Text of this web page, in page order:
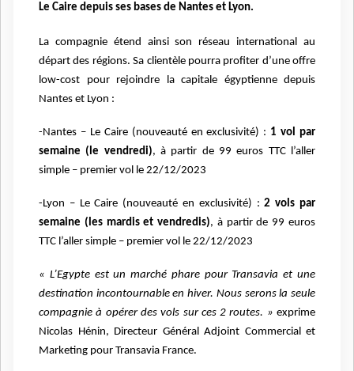
Le Caire depuis ses bases de Nantes et Lyon.
La compagnie étend ainsi son réseau international au
départ des régions. Sa clientèle pourra profiter d’une offre
low-cost pour rejoindre la capitale égyptienne depuis
Nantes et Lyon :
-Nantes – Le Caire (nouveauté en exclusivité) : 1 vol par
semaine (le vendredi), à partir de 99 euros TTC l’aller
simple – premier vol le 22/12/2023
-Lyon – Le Caire (nouveauté en exclusivité) :2 vols par
semaine (les mardis et vendredis), à partir de 99 euros
TTC l’aller simple – premier vol le 22/12/2023
« L’Egypte est un marché phare pour Transavia et une
destination incontournable en hiver. Nous serons la seule
compagnie à opérer des vols sur ces 2 routes. » exprime
Nicolas Hénin, Directeur Général Adjoint Commercial et
Marketing pour Transavia France.